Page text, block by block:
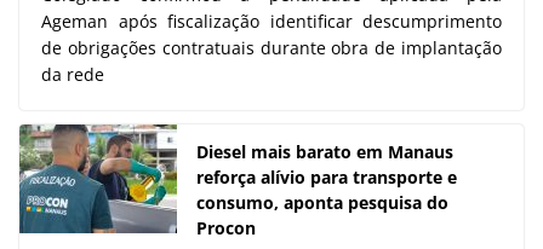
Ageman após fiscalização identificar descumprimento
de obrigações contratuais durante obra de implantação
da rede
Diesel mais barato em Manaus
reforça alívio para transporte e
consumo, aponta pesquisa do
Procon